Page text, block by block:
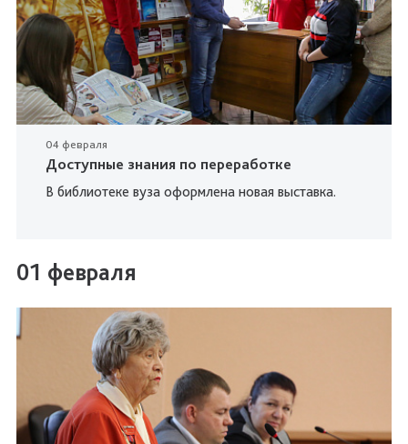
04 февраля
Доступные знания по переработке
В библиотеке вуза оформлена новая выставка.
01 февраля